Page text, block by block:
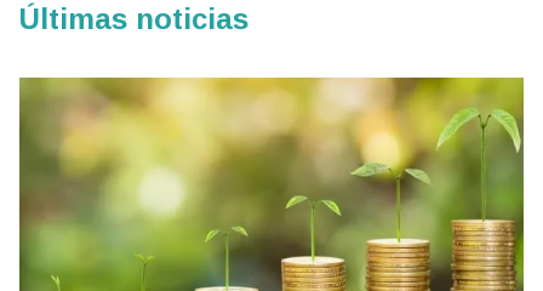
Últimas noticias